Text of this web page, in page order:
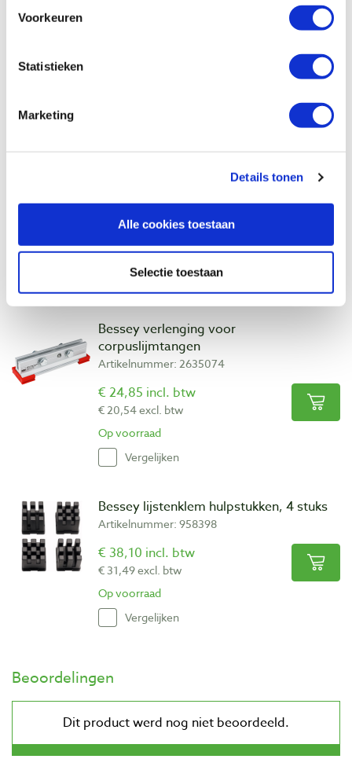
Voorkeuren
Statistieken
Marketing
Details tonen
Alle cookies toestaan
Selectie toestaan
Bessey corpuslijmtang zwenkbare
€ 17,55 incl. btw
€ 14,50 excl. btw
Op voorraad
Vergelijken
Bessey verlenging voor
corpuslijmtangen
Artikelnummer: 2635074
€ 24,85 incl. btw
€ 20,54 excl. btw
Op voorraad
Vergelijken
Bessey lijstenklem hulpstukken, 4 stuks
Artikelnummer: 958398
€ 38,10 incl. btw
€ 31,49 excl. btw
Op voorraad
Vergelijken
Beoordelingen